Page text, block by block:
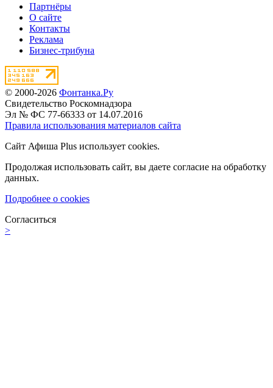
Партнёры
О сайте
Контакты
Реклама
Бизнес-трибуна
© 2000-2026 Фонтанка.Ру
Свидетельство Роскомнадзора
Эл № ФС 77-66333 от 14.07.2016
Правила использования материалов сайта
Сайт Афиша Plus использует cookies.
Продолжая использовать сайт, вы даете согласие на обработку
данных.
Подробнее о cookies
Согласиться
>